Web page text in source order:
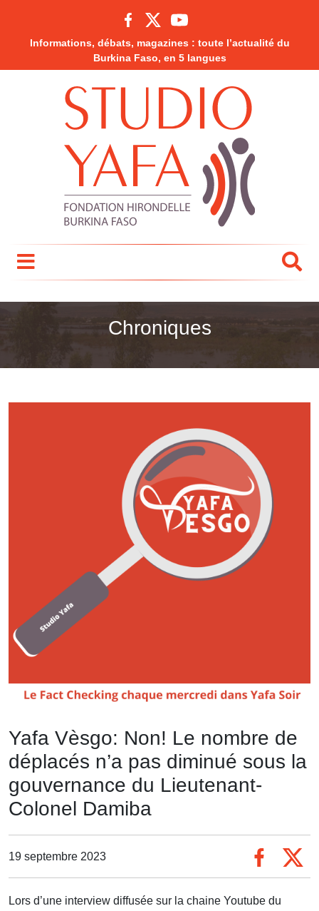
Informations, débats, magazines : toute l’actualité du
Burkina Faso, en 5 langues
Chroniques
Yafa Vèsgo: Non! Le nombre de
déplacés n’a pas diminué sous la
gouvernance du Lieutenant-
Colonel Damiba
19 septembre 2023
Lors d’une interview diffusée sur la chaine Youtube du